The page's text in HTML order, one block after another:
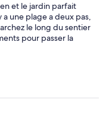
et le jardin parfait
a une plage a deux pas,
le long du sentier
pour passer la